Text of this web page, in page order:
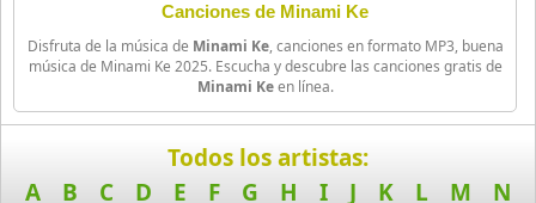
Amaenaideyo
Canciones de Minami Ke
Disfruta de la música de Minami Ke, canciones en formato MP3, buena
música de Minami Ke 2025. Escucha y descubre las canciones gratis de
Minami Keen línea.
Todos los artistas:
A
B C D E F G H I J K L M N